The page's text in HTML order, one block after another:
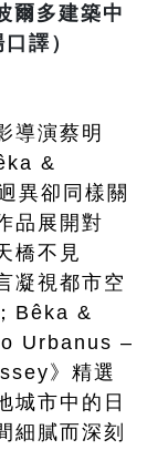
建築中
譯）
導演蔡明
&
異卻同樣關
品展開對
橋不見
凝視都市空
Bêka &
Urbanus –
》精選
城市中的日
細膩而深刻